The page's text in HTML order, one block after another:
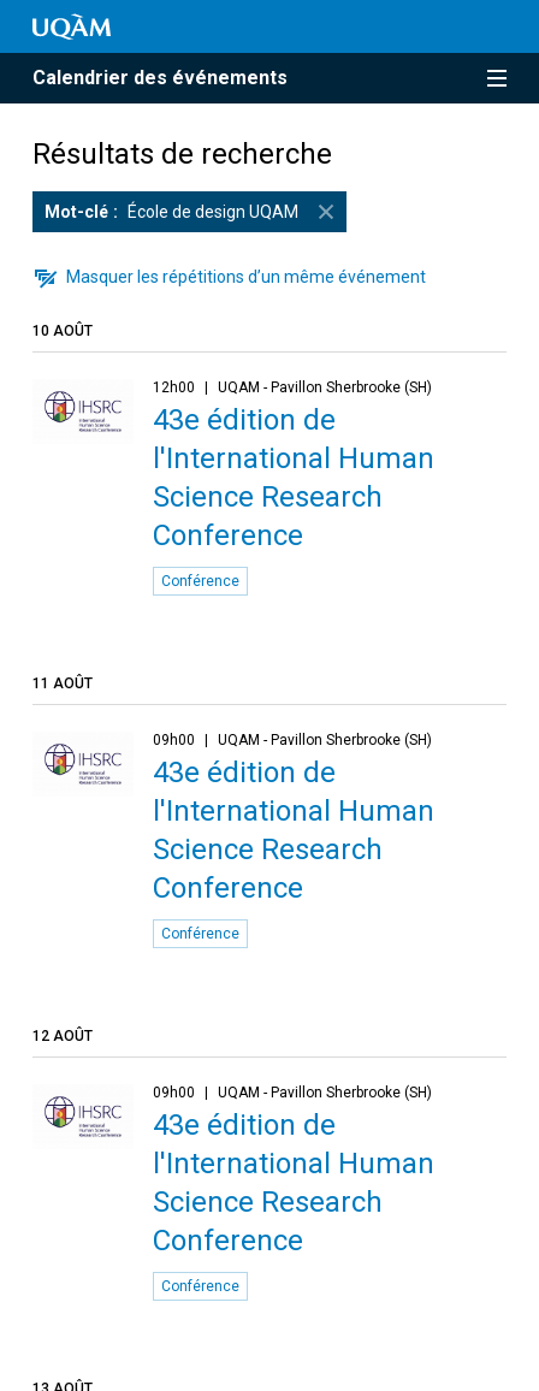
Calendrier des événements
Résultats de recherche
Mot-clé École de design UQAM
Masquer les répétitions d’un même événement
10 AOÛT
12h00 UQAM - Pavillon Sherbrooke (SH)
43e édition de
l'International Human
Science Research
Conference
Conférence
11 AOÛT
09h00 UQAM - Pavillon Sherbrooke (SH)
43e édition de
l'International Human
Science Research
Conference
Conférence
12 AOÛT
09h00 UQAM - Pavillon Sherbrooke (SH)
43e édition de
l'International Human
Science Research
Conference
Conférence